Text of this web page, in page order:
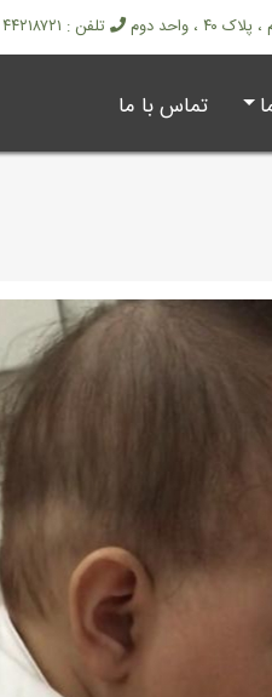
دوم تلفن : ۴۴۲۱۸۷۲۱ - ۴۴۲۱۸۷۰۱ - ۰۹۱۲۵۹۴۷۸۷۱
تماس با ما